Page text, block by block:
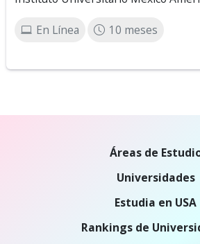
En Línea 10 meses
Áreas de
Universidades
Estudia en USA
Rankings de